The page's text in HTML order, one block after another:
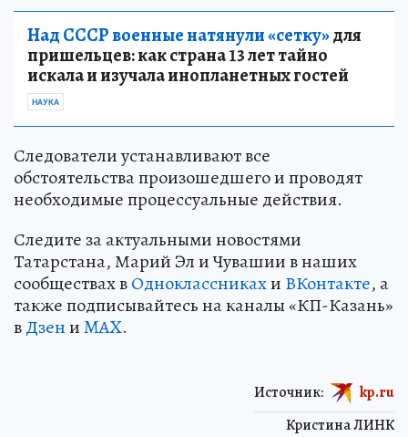
Над СССР военные натянули «сетку»для
пришельцев: как страна 13 лет тайно
искала и изучала инопланетных гостей
НАУКА
Следователи устанавливают все
обстоятельства произошедшего и проводят
необходимые процессуальные действия.
Следите за актуальными новостями
Татарстана, Марий Эл и Чувашии в наших
сообществах вОдноклассникахи ВКонтакте, а
также подписывайтесь на каналы «КП-Казань»
вДзениMAX.
Кристина ЛИНК
Источник: kp.ru